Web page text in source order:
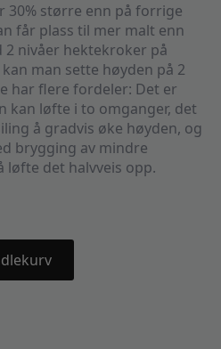
30% større enn på forrige
får plass til mer malt enn
2 nivåer hektekroker på
man sette høyden på 2
har flere fordeler: Det er
kan løfte i to omganger, det
å gradvis øke høyden, og
brygging av mindre
løfte det halvveis opp.